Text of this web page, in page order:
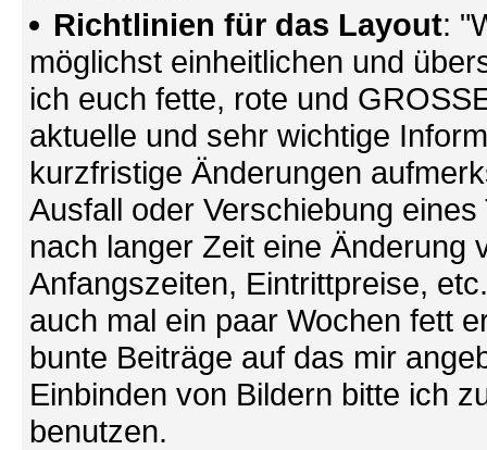
Richtlinien für das Layout:
möglichst einheitlichen und
ich euch fette, rote und
aktuelle und sehr wichtige
kurzfristige Änderungen
Ausfall oder Verschiebung
nach langer Zeit eine Änderung
Anfangszeiten, Eintrittpreise,
auch mal ein paar Wochen fett
bunte Beiträge auf das mir
Einbinden von Bildern bitte ich
benutzen.